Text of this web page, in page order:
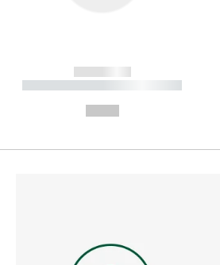
------------
----------- ----------- ----------